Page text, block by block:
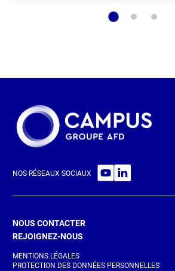
NOS RÉSEAUX SOCIAUX
NOUS CONTACTER
REJOIGNEZ-NOUS
MENTIONS LÉGALES
PROTECTION DES DONNÉES PERSONNELLES